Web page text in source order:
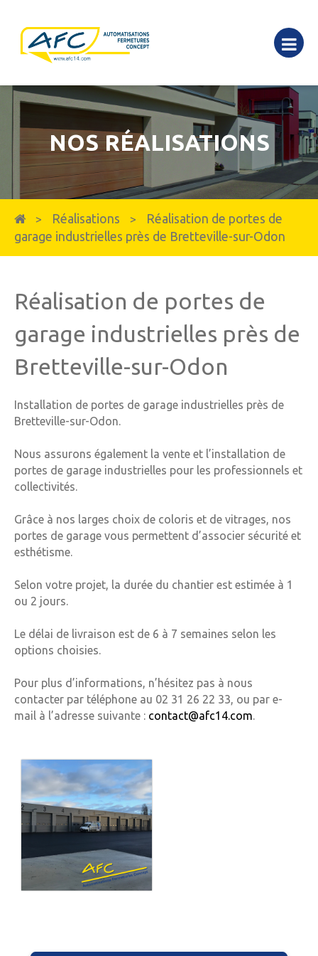
NOS RÉALISATIONS
> Réalisations >
Réalisation de portes de
garage industrielles près de Bretteville-sur-Odon
Réalisation de portes de
garage industrielles près de
Bretteville-sur-Odon
Installation de portes de garage industrielles près de
Bretteville-sur-Odon.
Nous assurons également la vente et l’installation de
portes de garage industrielles pour les professionnels et
collectivités.
Grâce à nos larges choix de coloris et de vitrages, nos
portes de garage vous permettent d’associer sécurité et
esthétisme.
Selon votre projet, la durée du chantier est estimée à 1
ou 2 jours.
Le délai de livraison est de 6 à 7 semaines selon les
options choisies.
Pour plus d’informations, n’hésitez pas à nous
contacter par téléphone au 02 31 26 22 33, ou par e-
mail à l’adresse suivante : contact@afc14.com.